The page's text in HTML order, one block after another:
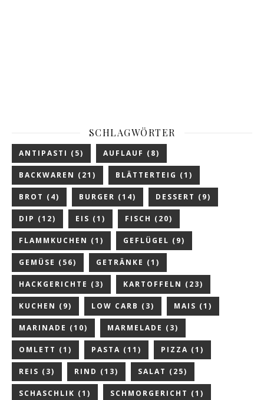
SCHLAGWÖRTER
ANTIPASTI (5) AUFLAUF (8)
BACKWAREN (21) BLÄTTERTEIG (1)
BROT (4) BURGER (14) DESSERT (9)
DIP (12) EIS (1) FISCH (20)
FLAMMKUCHEN (1) GEFLÜGEL (9)
GEMÜSE (56) GETRÄNKE (1)
HACKGERICHTE (3) KARTOFFELN (23)
KUCHEN (9) LOW CARB (3) MAIS (1)
MARINADE (10) MARMELADE (3)
OMLETT (1) PASTA (11) PIZZA (1)
REIS (3) RIND (13) SALAT (25)
SCHASCHLIK (1) SCHMORGERICHT (1)